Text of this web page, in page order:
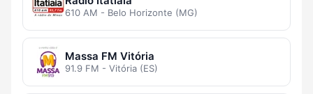
610 AM - Belo Horizonte (MG)
Massa FM Vitória
91.9 FM - Vitória (ES)